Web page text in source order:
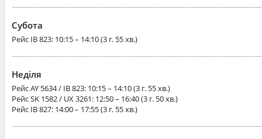
Субота
Рейс IB 823: 10:15 – 14:10 (3 г. 55 хв.)
Неділя
РейсAY 5634 / IB 823: 10:15 – 14:10 (3 г. 55 хв.)
РейсSK 1582 / UX 3261: 12:50 – 16:40 (3 г. 50 хв.)
Рейс IB 827: 14:00 – 17:55 (3 г. 55 хв.)